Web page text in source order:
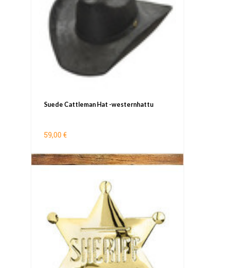
Suede Cattleman Hat -westernhattu
59,00 €